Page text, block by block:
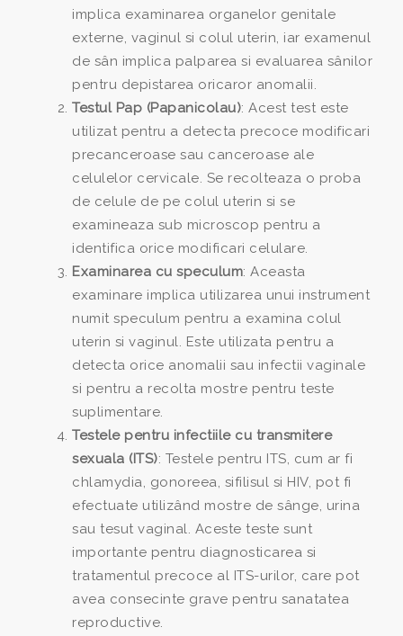
implica examinarea organelor genitale
externe, vaginul si colul uterin, iar examenul
de sân implica palparea si evaluarea sânilor
pentru depistarea oricaror anomalii.
Testul Pap (Papanicolau): Acest test este
utilizat pentru a detecta precoce modificari
precanceroase sau canceroase ale
celulelor cervicale. Se recolteaza o proba
de celule de pe colul uterin si se
examineaza sub microscop pentru a
identifica orice modificari celulare.
Examinarea cu speculum: Aceasta
examinare implica utilizarea unui instrument
numit speculum pentru a examina colul
uterin si vaginul. Este utilizata pentru a
detecta orice anomalii sau infectii vaginale
si pentru a recolta mostre pentru teste
suplimentare.
Testele pentru infectiile cu transmitere
sexuala (ITS): Testele pentru ITS, cum ar fi
chlamydia, gonoreea, sifilisul si HIV, pot fi
efectuate utilizând mostre de sânge, urina
sau tesut vaginal. Aceste teste sunt
importante pentru diagnosticarea si
tratamentul precoce al ITS-urilor, care pot
avea consecinte grave pentru sanatatea
reproductive.